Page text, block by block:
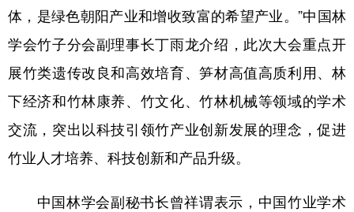
体，是绿色朝阳产业和增收致富的希望产业。”中国林
学会竹子分会副理事长丁雨龙介绍，此次大会重点开
展竹类遗传改良和高效培育、笋材高值高质利用、林
下经济和竹林康养、竹文化、竹林机械等领域的学术
交流，突出以科技引领竹产业创新发展的理念，促进
竹业人才培养、科技创新和产品升级。
中国林学会副秘书长曾祥谓表示，中国竹业学术